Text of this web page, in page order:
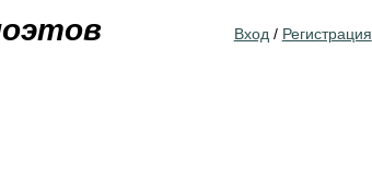
Вход / Регистрация